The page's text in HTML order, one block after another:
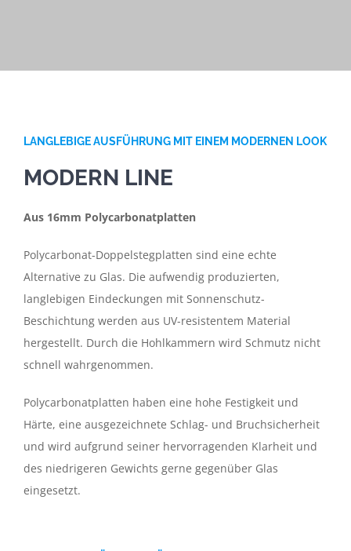
LANGLEBIGE AUSFÜHRUNG MIT EINEM MODERNEN LOOK
MODERN LINE
Aus 16mm Polycarbonatplatten
Polycarbonat-Doppelstegplatten sind eine echte
Alternative zu Glas. Die aufwendig produzierten,
langlebigen Eindeckungen mit Sonnenschutz-
Beschichtung werden aus UV-resistentem Material
hergestellt. Durch die Hohlkammern wird Schmutz nicht
schnell wahrgenommen.
Polycarbonatplatten haben eine hohe Festigkeit und
Härte, eine ausgezeichnete Schlag- und Bruchsicherheit
und wird aufgrund seiner hervorragenden Klarheit und
des niedrigeren Gewichts gerne gegenüber Glas
eingesetzt.